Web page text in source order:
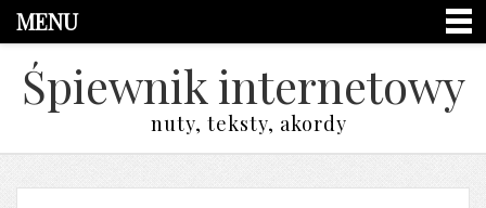
MENU
Śpiewnik internetowy
nuty, teksty, akordy